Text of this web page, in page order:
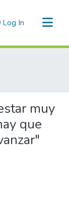
Log In (current)
muy
que